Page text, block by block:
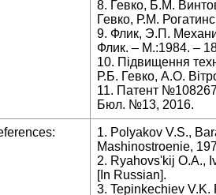
8. Гевко, Б.М.
Гевко, Р.М.
9. Флик, Э.П.
Флик. – М.:1984. –
10. Підвищення
Р.Б. Гевко, А.О.
11. Патент
Бюл. №13, 2016.
1. Polyakov V.S.,
Mashinostroenie,
2. Ryahovs'kij O.A.,
[In Russian].
3. Tepinkechiev V.K.